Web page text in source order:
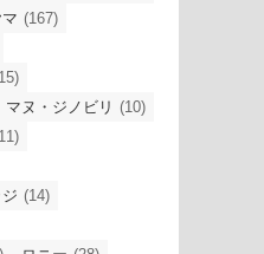
(167)
マヌ・ジノビリ (10)
(14)